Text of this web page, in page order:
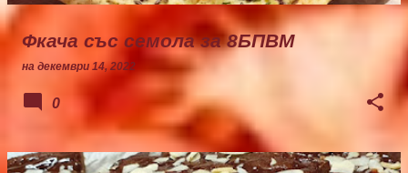
Фкача със семола за 8БПВМ
на декември 14, 2022
0